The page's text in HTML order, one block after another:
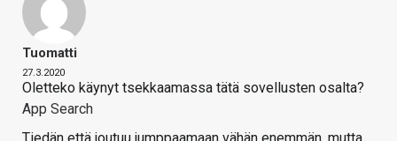
Tuomatti
27.3.2020
Oletteko käynyt tsekkaamassa tätä sovellusten osalta?
App Search